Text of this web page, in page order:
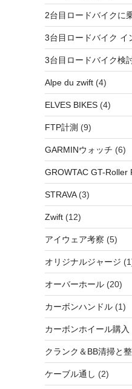
2台目ロードバイクに
3台目ロードバイク イ
3台目ロードバイク検
Alpe du zwift(4)
ELVES BIKES(4)
FTP計測 (9)
GARMINウォッチ (6)
GROWTAC GT-Roller
STRAVA(3)
Zwift(12)
アイウェア考察 (5)
オリジナルジャージ
オーバーホール(20)
カーボンハンドル(1)
カーボンホイール購入
クランク＆BB清掃と
ケーブル通し (2)